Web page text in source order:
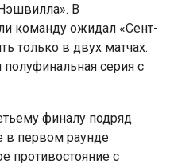
В
команду ожидал «Сент-
только в двух матчах.
серия с
финалу подряд
в первом раунде
противостояние с